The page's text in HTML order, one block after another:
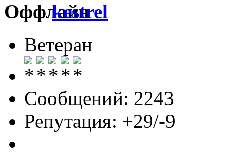
kestrel
Ветеран
Сообщений: 2243
Репутация: +29/-9